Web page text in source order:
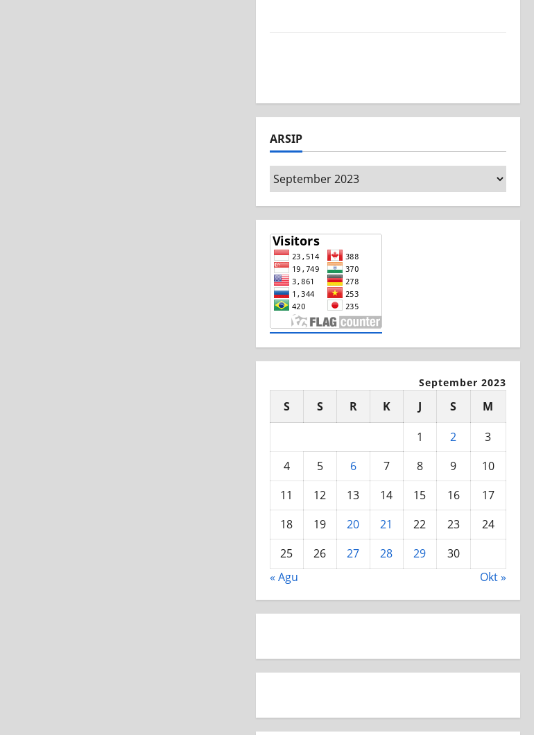
ARSIP
September 2023
S S R K J S
M
1
2
3
4
5 6 7 8 9
10
11
12 13 14 15 16
17
18
19 20 21 22 23
24
25
26 27 28 29
30
« Agu
Okt »